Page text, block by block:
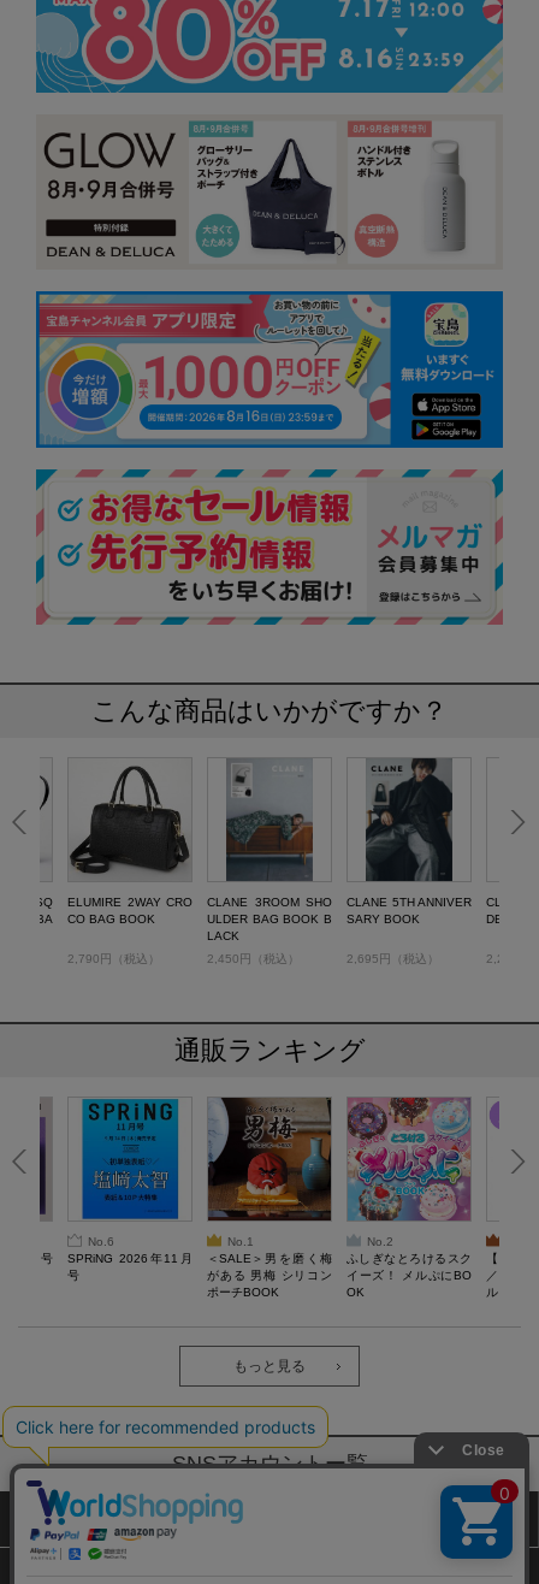
こんな商品はいかがですか？
3層SQ
BA
ELUMIRE 2WAY CRO
CO BAG BOOK
2,790円（税込）
CLANE 3ROOM SHO
ULDER BAG BOOK B
LACK
2,450円（税込）
CLANE 5TH ANNIVER
SARY BOOK
2,695円（税込）
CLANE
DER
2,288円
通販ランキング
10月号
No.6
SPRiNG 2026年11月
号
No.1
＜SALE＞男を磨く梅
がある 男梅 シリコン
ポーチBOOK
No.2
ふしぎなとろけるスク
イーズ！ メルぷにBO
OK
【
／Lサ
ル）【
労回復ウ
もっと見る
SNSアカウントー覧
サイトマップ